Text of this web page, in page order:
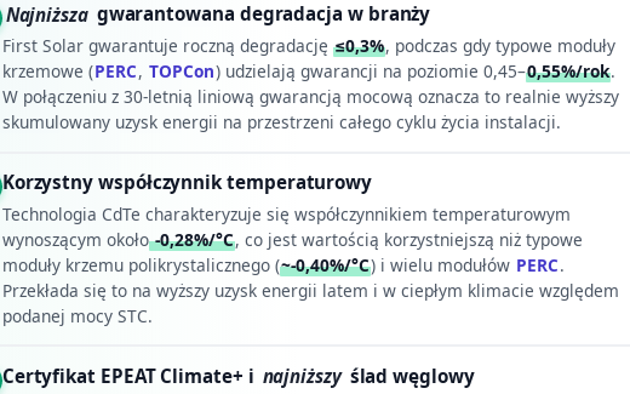
Najniższa gwarantowana degradacja w branży
First Solar gwarantuje roczną degradację ≤0,3%, podczas gdy typowe moduły
krzemowe (PERC, TOPCon) udzielają gwarancji na poziomie 0,45–0,55%/rok.
W połączeniu z 30-letnią liniową gwarancją mocową oznacza to realnie wyższy
skumulowany uzysk energii na przestrzeni całego cyklu życia instalacji.
Korzystny współczynnik temperaturowy
Technologia CdTe charakteryzuje się współczynnikiem temperaturowym
wynoszącym około-0,28%/°C, co jest wartością korzystniejszą niż typowe
moduły krzemu polikrystalicznego (~-0,40%/°C) i wielu modułów PERC.
Przekłada się to na wyższy uzysk energii latem i w ciepłym klimacie względem
podanej mocy STC.
Certyfikat EPEAT Climate+ i najniższy ślad węglowy